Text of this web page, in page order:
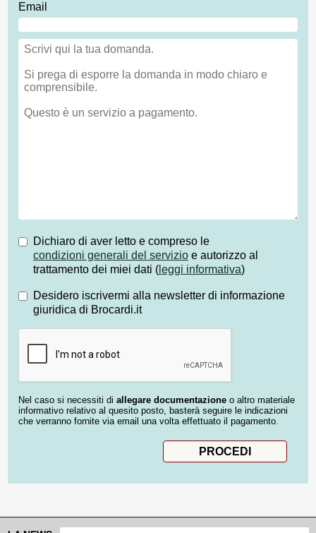
Email
Dichiaro di aver letto e compreso le
condizioni generali del servizio e autorizzo al
trattamento dei miei dati ( leggi informativa)
Desidero iscrivermi alla newsletter di informazione
giuridica di Brocardi.it
Nel caso si necessiti di allegare documentazione o altro materiale
informativo relativo al quesito posto, basterà seguire le indicazioni
che verranno fornite via email una volta effettuato il pagamento.